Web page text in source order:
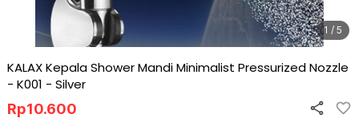
1 / 5
KALAX Kepala Shower Mandi Minimalist Pressurized Nozzle
- K001 - Silver
Rp10.600